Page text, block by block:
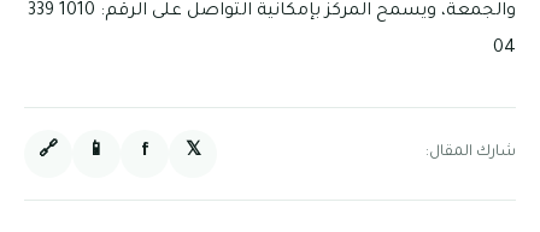
والجمعة، ويسمح المركز بإمكانية التواصل على الرقم: 1010 339
04
شارك المقال: 𝕏
f
📱
🔗